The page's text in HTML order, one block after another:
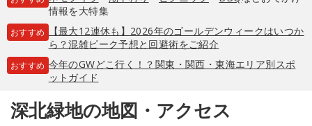
情報を大特集
おすすめ
【最大12連休も】2026年のゴールデンウィークはいつか
ら？混雑ピーク予想と回避術をご紹介
おすすめ 今年のGWどこ行く！？関東・関西・東海エリア別スポ
ットガイド
深北緑地の地図・アクセス